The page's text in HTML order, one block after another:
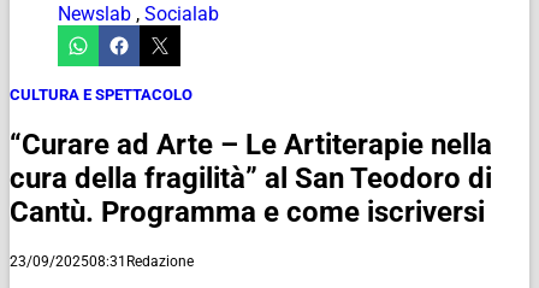
Newslab , Socialab
CULTURA E SPETTACOLO
“Curare ad Arte – Le Artiterapie nella
cura della fragilità” al San Teodoro di
Cantù. Programma e come iscriversi
23/09/202508:31 Redazione